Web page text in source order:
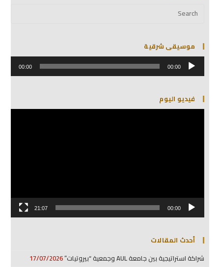
موسيقى شرقية
مشغل
الصوت 00:00
00:00
فيديو اليوم
مشغل
00:00
21:07
أحدث المقالات
شراكة استراتيجية بين جامعة AUL وجمعية “بيروتيات”
17/07/2026